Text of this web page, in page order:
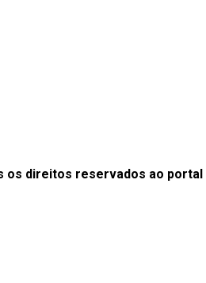
os direitos reservados ao portal